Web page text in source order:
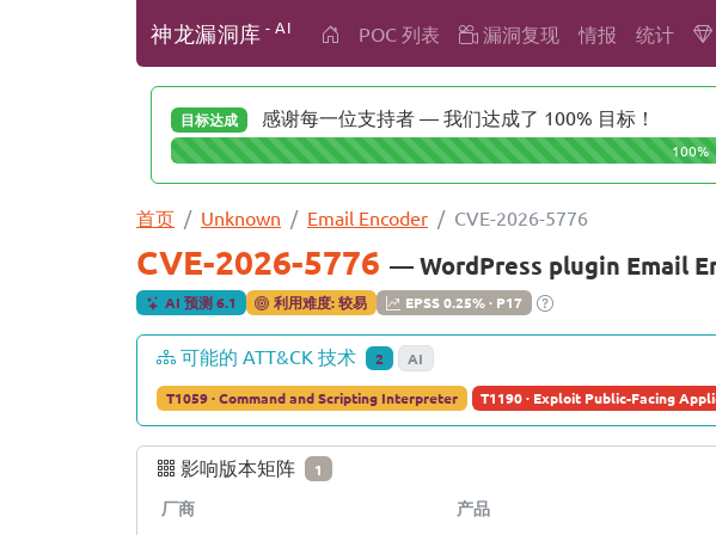
神龙漏洞库 - AI POC 列表 漏洞复现 情报 统计
目标达成 感谢每一位支持者 — 我们达成了 100% 目标！
100%
首页 Unknown Email Encoder CVE-2026-5776
CVE-2026-5776 — WordPress plugin Email
AI 预测 6.1 利用难度: 较易 EPSS 0.25% · P17
可能的 ATT&CK 技术 2 AI
T1059 · Command and Scripting Interpreter T1190 · Exploit Public-Facing
影响版本矩阵 1
厂商 产品